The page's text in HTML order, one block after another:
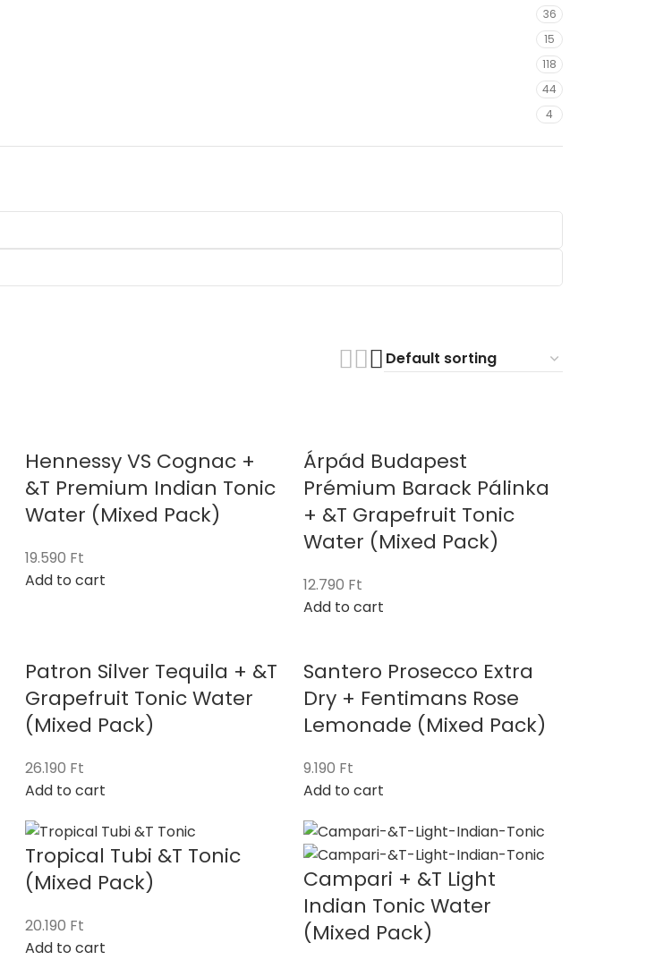
36
15
118
44
4
Hennessy VS Cognac +
&T Premium Indian Tonic
Water (Mixed Pack)
19.590 Ft
Add to cart
Árpád Budapest
Prémium Barack Pálinka
+ &T Grapefruit Tonic
Water (Mixed Pack)
12.790 Ft
Add to cart
Patron Silver Tequila + &T
Grapefruit Tonic Water
(Mixed Pack)
26.190 Ft
Add to cart
Santero Prosecco Extra
Dry + Fentimans Rose
Lemonade (Mixed Pack)
9.190 Ft
Add to cart
Tropical Tubi &T Tonic
(Mixed Pack)
20.190 Ft
Add to cart
Campari + &T Light
Indian Tonic Water
(Mixed Pack)